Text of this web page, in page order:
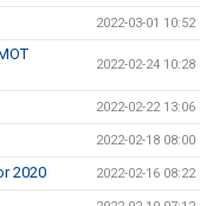
2022-03-01 10:52
2022-02-24 10:28
2022-02-22 13:06
2022-02-18 08:00
2020 2022-02-16 08:22